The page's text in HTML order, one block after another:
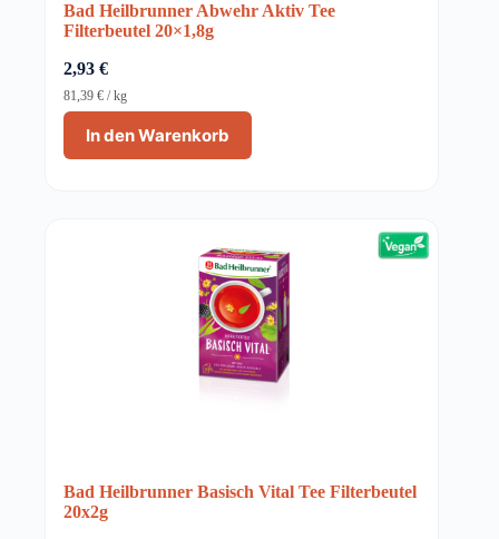
Bad Heilbrunner Abwehr Aktiv Tee
Filterbeutel 20×1,8g
2,93 €
In den Warenkorb
81,39 € /kg
Bad Heilbrunner Basisch Vital Tee Filterbeutel
20x2g